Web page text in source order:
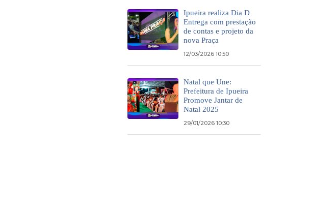
Ipueira realiza Dia D
Entrega com prestação
de contas e projeto da
nova Praça
12/03/2026 10:50
Natal que Une:
Prefeitura de Ipueira
Promove Jantar de
Natal 2025
29/01/2026 10:30